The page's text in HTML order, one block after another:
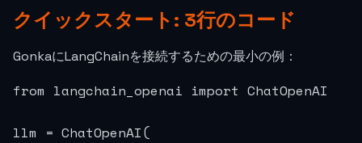
クイックスタート: 3行のコード
GonkaにLangChainを接続するための最小の例：
from langchain_openai import ChatOpenAI
llm = ChatOpenAI(